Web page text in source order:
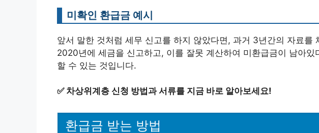
미확인 환급금 예시
앞서 말한 것처럼 세무 신고를 하지 않았다면, 과거 3년간의 자료를
2020년에 세금을 신고하고, 이를 잘못 계산하여 미환급금이 남아있
할 수 있는 것입니다.
✅ 차상위계층 신청 방법과 서류를 지금 바로 알아보세요!
환급금 받는 방법